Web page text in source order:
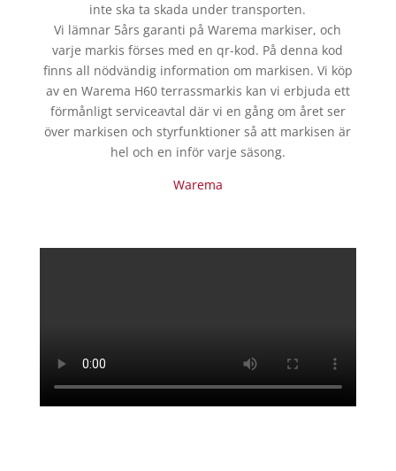
inte ska ta skada under transporten.
Vi lämnar 5års garanti på Warema markiser, och
varje markis förses med en qr-kod. På denna kod
finns all nödvändig information om markisen. Vi köp
av en Warema H60 terrassmarkis kan vi erbjuda ett
förmånligt serviceavtal där vi en gång om året ser
över markisen och styrfunktioner så att markisen är
hel och en inför varje säsong.
Warema